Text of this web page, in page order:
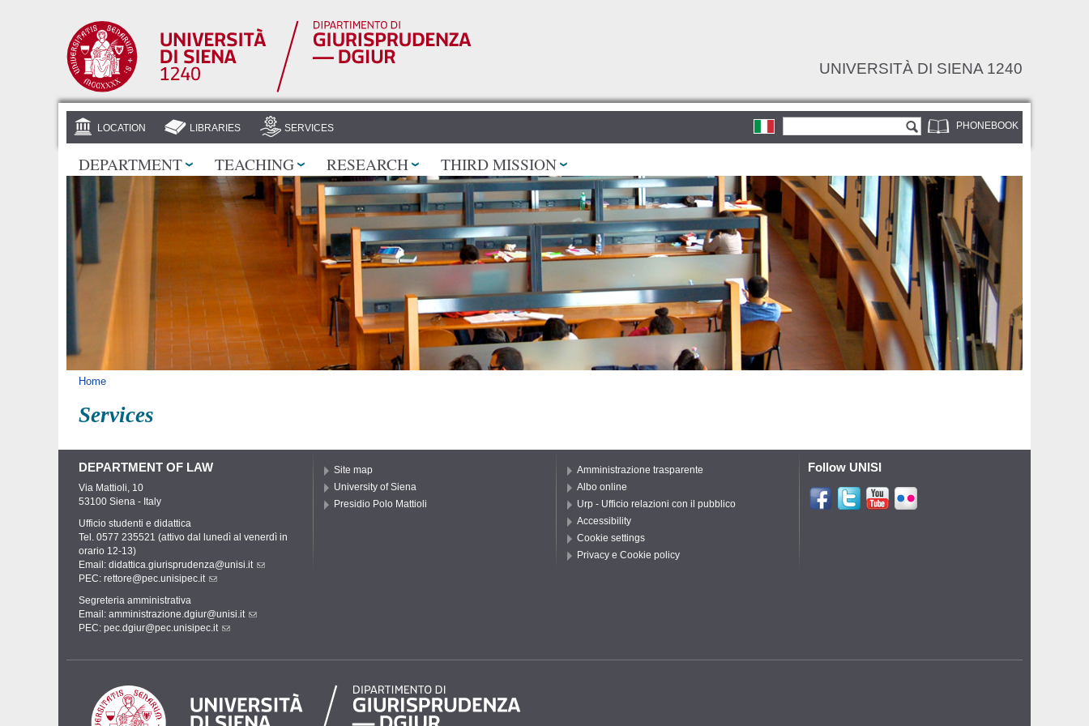
UNIVERSITÀ DI SIENA 1240
PHONEBOOK
LOCATION LIBRARIES SERVICES
DEPARTMENT TEACHING RESEARCH THIRD MISSION
You are here
Home
Services
DEPARTMENT OF LAW
Via Mattioli, 10
53100 Siena - Italy
Ufficio studenti e didattica
Tel. 0577 235521 (attivo dal lunedì al venerdì in
orario 12-13)
Email: didattica.giurisprudenza@unisi.it
PEC: rettore@pec.unisipec.it
Segreteria amministrativa
Email: amministrazione.dgiur@unisi.it
PEC: pec.dgiur@pec.unisipec.it
Site map
University of Siena
Presidio Polo Mattioli
Amministrazione trasparente
Albo online
Urp - Ufficio relazioni con il pubblico
Accessibility
Cookie settings
Privacy e Cookie policy
Follow UNISI